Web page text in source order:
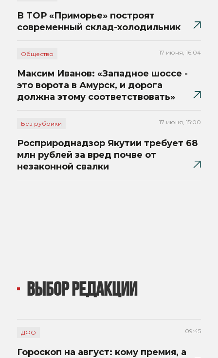
В ТОР «Приморье» построят
современный склад-холодильник
Общество 17 июня, 16:04
Максим Иванов: «Западное шоссе -
это ворота в Амурск, и дорога
должна этому соответствовать»
Без рубрики 17 июня, 15:00
Росприроднадзор Якутии требует 68
млн рублей за вред почве от
незаконной свалки
ВЫБОР РЕДАКЦИИ
ДФО 09:45
Гороскоп на август: кому премия, а